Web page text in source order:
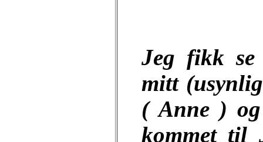
Jeg fikk se
mitt
(Anne )
kommet til